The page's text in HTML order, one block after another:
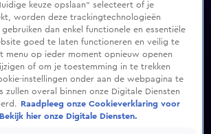
keuze opslaan” selecteert of je
worden deze trackingtechnologieën
dan enkel functionele en essentiële
goed te laten functioneren en veilig te
menu op ieder moment opnieuw openen
of om je toestemming in te trekken
instellingen onder aan de webpagina te
zullen overal binnen onze Digitale Diensten
Raadpleeg onze Cookieverklaring voor
Bekijk hier onze Digitale Diensten.